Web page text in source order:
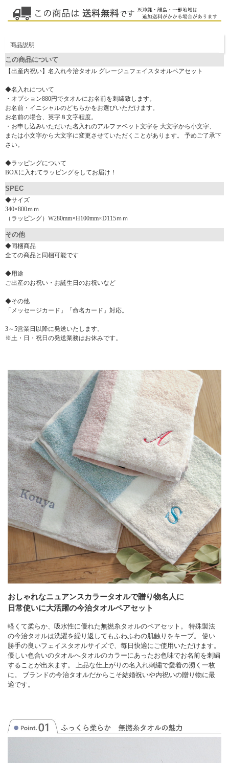
商品説明
この商品について
【出産内祝い】名入れ今治タオル グレージュフェイスタオルペアセット
◆名入れについて
・オプション880円でタオルにお名前を刺繍致します。
お名前・イニシャルのどちらかをお選びいただけます。
お名前の場合、英字８文字程度。
・お申し込みいただいた名入れのアルファベット文字を 大文字から小文字、
または小文字から大文字に変更させていただくことがあります。 予めご了承下
さい。
◆ラッピングについて
BOXに入れてラッピングをしてお届け！
SPEC
◆サイズ
340×800ｍｍ
（ラッピング）W280mm×H100mm×D115ｍｍ
その他
◆同梱商品
全ての商品と同梱可能です
◆用途
ご出産のお祝い・お誕生日のお祝いなど
◆その他
「メッセージカード」「命名カード」対応。
3～5営業日以降に発送いたします。
※土・日・祝日の発送業務はお休みです。
おしゃれなニュアンスカラータオルで贈り物名人に
日常使いに大活躍の今治タオルペアセット
軽くて柔らか、吸水性に優れた無撚糸タオルのペアセット。 特殊製法
の今治タオルは洗濯を繰り返してもふわふわの肌触りをキープ。 使い
勝手の良いフェイスタオルサイズで、毎日快適にご使用いただけます。
優しい色合いのタオルへタオルのカラーにあったお色味でお名前を刺繍
することが出来ます。 上品な仕上がりの名入れ刺繡で愛着の湧く一枚
に。 ブランドの今治タオルだからこそ結婚祝いや内祝いの贈り物に最
適です。